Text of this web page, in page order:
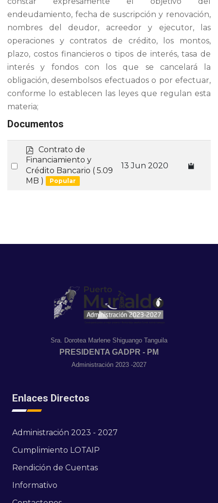
endeudamiento, fecha de suscripción y renovación,
nombres del deudor, acreedor y ejecutor, las
operaciones y contratos de crédito, los montos,
plazo, costos financieros o tipos de interés, tasa de
interés y fondos con los que se cancelará la
obligación, desembolsos efectuados o por efectuar,
conforme lo establecen las leyes que regulan esta
materia;
Documentos
Select
p
d
f
Contrato de
Financiamiento y
Crédito Bancario ( 5.09
MB )
Popular
13 Jun 2020
Sra. Dorotea Marlene Shiguango Tanguila
PRESIDENTA GADPR - PM
Administración 2023 -2027
Enlaces Directos
Administración 2023 - 2027
Cumplimiento LOTAIP
Rendición de Cuentas
Informativo